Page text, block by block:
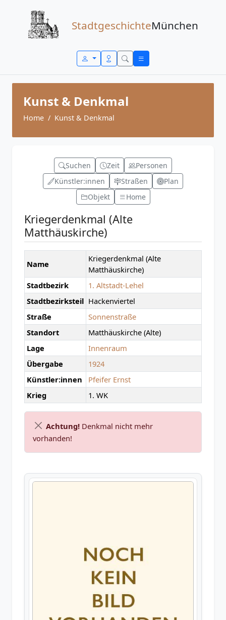
StadtgeschichteMünchen
Kunst & Denkmal
Home Kunst & Denkmal
Suchen Zeit
Personen
Künstler:innen
Straßen
Plan
Objekt
Home
Kriegerdenkmal (Alte
Matthäuskirche)
Name
Kriegerdenkmal (Alte
Matthäuskirche)
Stadtbezirk
1. Altstadt-Lehel
Stadtbezirksteil Hackenviertel
Straße
Sonnenstraße
Standort
Matthäuskirche (Alte)
Lage
Innenraum
Übergabe
1924
Künstler:innen
Pfeifer Ernst
Krieg
1. WK
Achtung! Denkmal nicht mehr
vorhanden!